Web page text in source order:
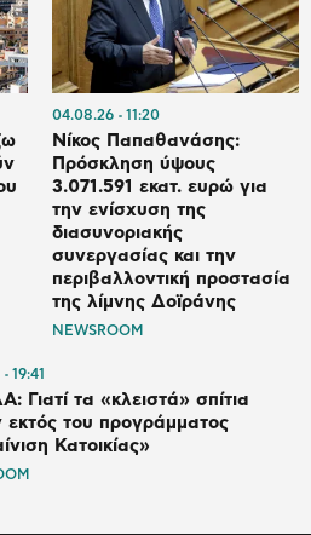
04.08.26 11:20
Νίκος Παπαθανάσης:
Πρόσκληση ύψους
3.071.591 εκατ. ευρώ για
την ενίσχυση της
διασυνοριακής
συνεργασίας και την
περιβαλλοντική προστασία
της λίμνης Δοϊράνης
NEWSROOM
19:41
Γιατί τα «κλειστά» σπίτια
εκτός του προγράμματος
Κατοικίας»